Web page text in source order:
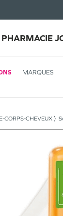
MARQUES
CORPS-CHEVEUX